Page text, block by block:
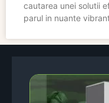
cautarea unei solutii
parul in nuante